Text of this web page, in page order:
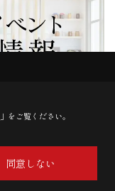
」をご覧ください。
同意しない